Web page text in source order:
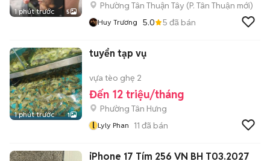
1 phút trước 5
Phường Tân Thuận Tây (P. Tân Thuận mới)
Huy Trương 5.0 5 đã bán
1 phút trước 1
tuyển tạp vụ
vựa tèo ghẹ 2
Đến 12 triệu/tháng
Phường Tân Hưng
l Lyly Phan 11 đã bán
iPhone 17 Tím 256 VN BH T03.2027